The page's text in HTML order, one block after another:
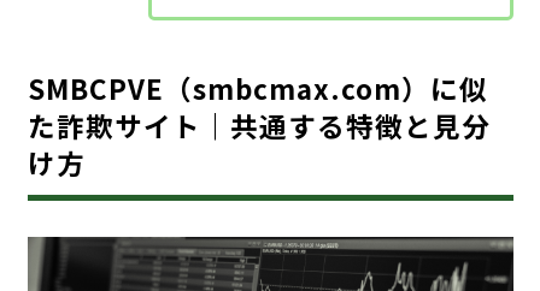
SMBCPVE（smbcmax.com）に似
た詐欺サイト｜共通する特徴と見分
け方